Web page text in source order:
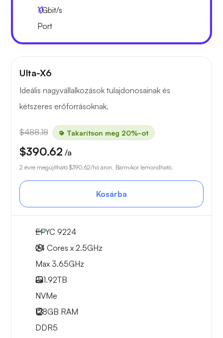
1Gbit/s
Port
Ulta-X6
Ideális nagyvállalkozások tulajdonosainak és
kétszeres erőforrásoknak.
$488.18 Takarítson meg 20%-ot
$390.62 /a
2 évre megújítható $390.62/hó áron. Bármikor lemondható.
Kosárba
EPYC 9224
24 Cores x 2.5GHz
Max 3.65GHz
2x1.92TB
NVMe
128GB RAM
DDR5